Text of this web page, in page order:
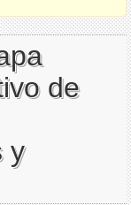
de
y